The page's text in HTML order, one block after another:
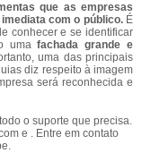
que as empresas
com o público.É
conhecer e se identificar
umafachada grande e
uma das principais
diz respeito à imagem
será reconhecida e
o suporte que precisa.
e . Entre em contato